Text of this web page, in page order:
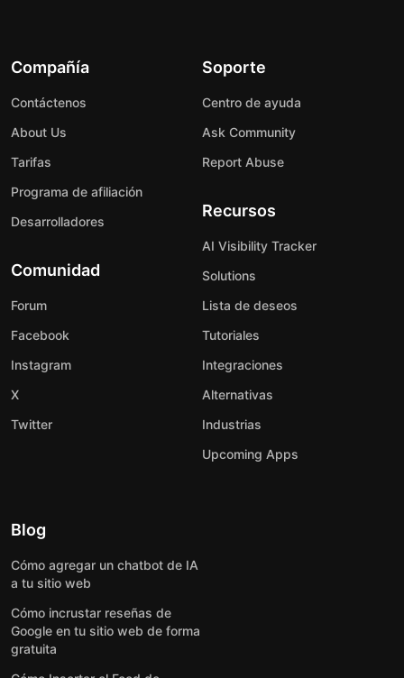
Compañía
Contáctenos
About Us
Tarifas
Programa de afiliación
Desarrolladores
Comunidad
Forum
Facebook
Instagram
X
Twitter
Soporte
Centro de ayuda
Ask Community
Report Abuse
Recursos
AI Visibility Tracker
Solutions
Lista de deseos
Tutoriales
Integraciones
Alternativas
Industrias
Upcoming Apps
Blog
Cómo agregar un chatbot de IA
a tu sitio web
Cómo incrustar reseñas de
Google en tu sitio web de forma
gratuita